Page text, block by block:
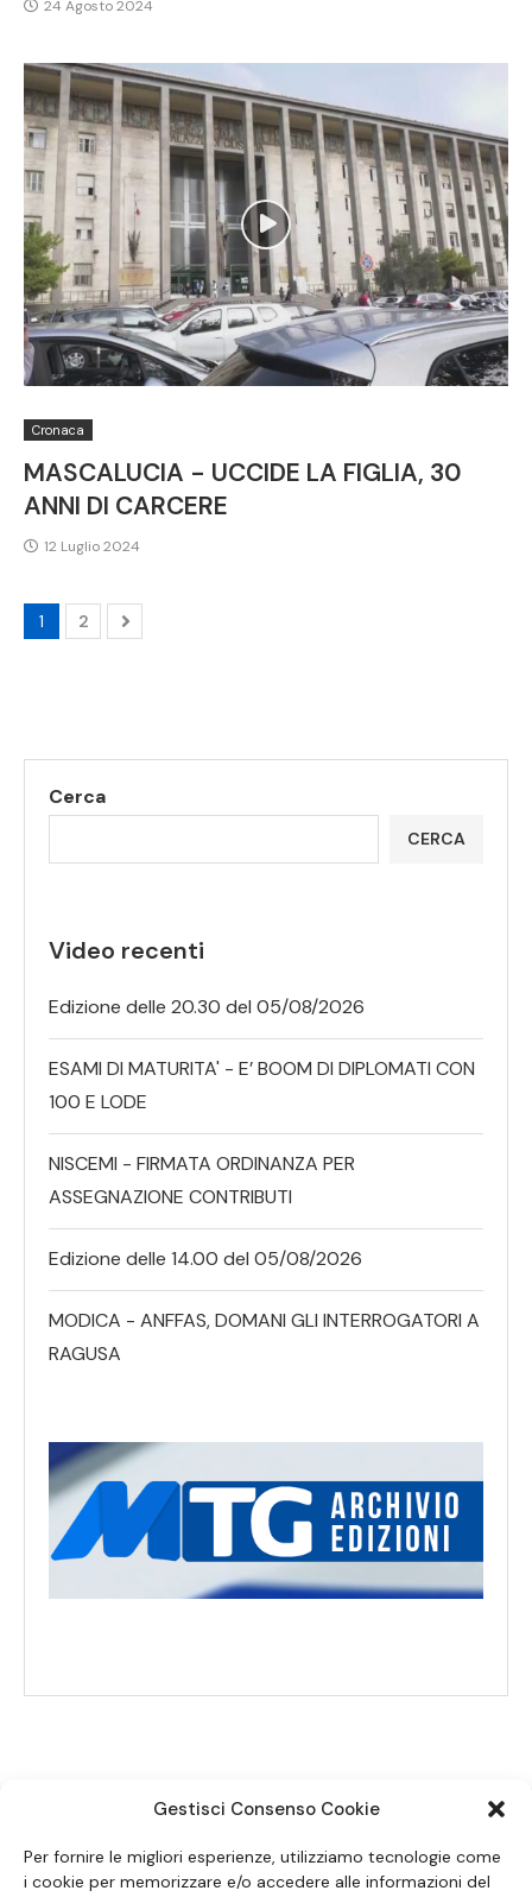
Gestisci Consenso Cookie
Per fornire le migliori esperienze, utilizziamo tecnologie come
i cookie per memorizzare e/o accedere alle informazioni del
24 Agosto 2024
Cronaca
MASCALUCIA - UCCIDE LA FIGLIA, 30
ANNI DI CARCERE
12 Luglio 2024
1 2
Cerca
CERCA
Video recenti
Edizione delle 20.30 del 05/08/2026
ESAMI DI MATURITA' - E’ BOOM DI DIPLOMATI CON
100 E LODE
NISCEMI - FIRMATA ORDINANZA PER
ASSEGNAZIONE CONTRIBUTI
Edizione delle 14.00 del 05/08/2026
MODICA - ANFFAS, DOMANI GLI INTERROGATORI A
RAGUSA
SEGUICI SUI SOCIAL